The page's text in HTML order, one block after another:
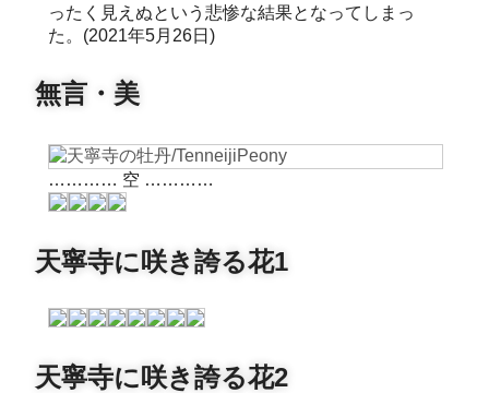
ったく見えぬという悲惨な結果となってしまっ
た。(2021年5月26日)
無言・美
………… 空 …………
天寧寺に咲き誇る花1
天寧寺に咲き誇る花2